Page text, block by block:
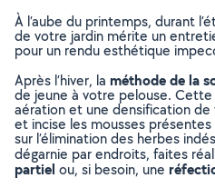
À l’aube du printemps, durant
de votre jardin mérite un
pour un rendu esthétique
Après l’hiver, la méthode de la
de jeune à votre pelouse.
aération et une densification de
et incise les mousses présentes
sur l’élimination des herbes
dégarnie par endroits, faites
partiel ou, si besoin, une